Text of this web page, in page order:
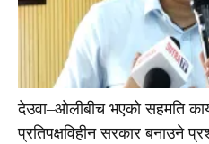
देउवा–ओलीबीच भएको सहमति
प्रतिपक्षविहीन सरकार बनाउने